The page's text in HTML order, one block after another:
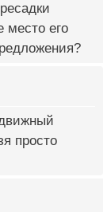
место его
просто